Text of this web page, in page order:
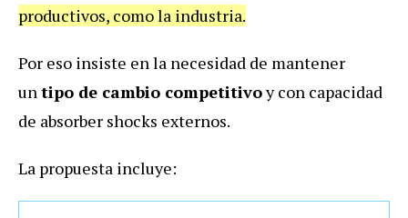
productivos, como la industria.
Por eso insiste en la necesidad de mantener
untipo de cambio competitivoy con capacidad
de absorber shocks externos.
La propuesta incluye: